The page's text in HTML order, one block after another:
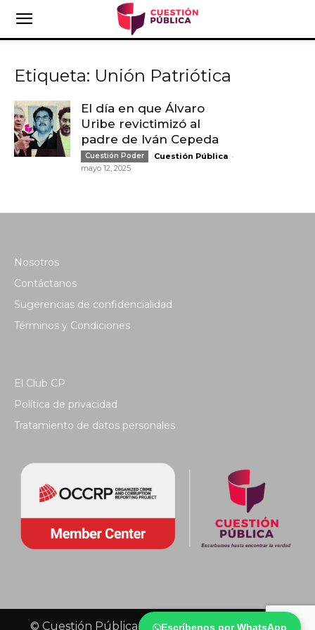
Escríbenos por WhatsApp
Etiqueta: Unión Patriótica
El día en que Álvaro
Uribe revictimizó al
padre de Iván Cepeda
Cuestión Poder Cuestión Pública -
mayo 12, 2025
Nosotros
Contáctanos
Sugerencias de confidencialidad
Términos y Condiciones
El Club CP
Política de privacidad
Tratamiento de datos personales
© Cuestión Pública 2018 - Todos los derechos